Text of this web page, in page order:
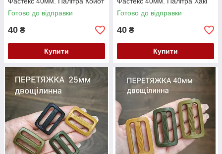
Готово до відправки
40 ₴
Купити
Готово до відправки
40 ₴
Купити